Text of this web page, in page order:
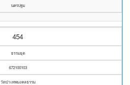
นครปฐม
454
ธรรมยุต
672100103
วัดป่าเทพมงคลธรรม